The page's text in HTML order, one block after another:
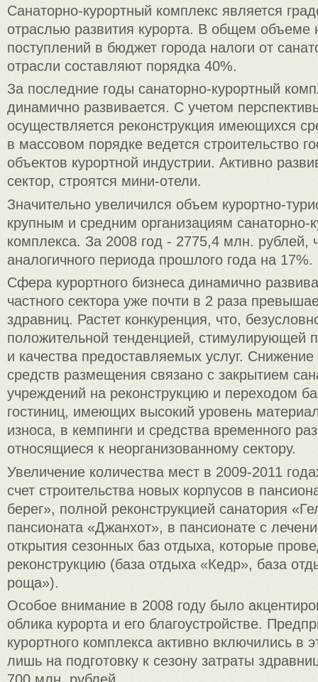
Санаторно-курортный комплекс является
отраслью развития курорта. В общем объеме
поступлений в бюджет города налоги от
отрасли составляют порядка 40%.
За последние годы санаторно-курортный
динамично развивается. С учетом
осуществляется реконструкция имеющихся
в массовом порядке ведется строительство
объектов курортной индустрии. Активно
сектор, строятся мини-отели.
Значительно увеличился объем курортно-
крупным и средним организациям санаторно-
комплекса. За 2008 год - 2775,4 млн. рублей,
аналогичного периода прошлого года на 17%.
Сфера курортного бизнеса динамично
частного сектора уже почти в 2 раза
здравниц. Растет конкуренция, что,
положительной тенденцией, стимулирующей
и качества предоставляемых услуг. Снижение
средств размещения связано с закрытием
учреждений на реконструкцию и переходом
гостиниц, имеющих высокий уровень
износа, в кемпинги и средства временного
относящиеся к неорганизованному сектору.
Увеличение количества мест в 2009-2011
счет строительства новых корпусов в
берег», полной реконструкцией санатория
пансионата «Джанхот», в пансионате с
открытия сезонных баз отдыха, которые
реконструкцию (база отдыха «Кедр», база
роща»).
Особое внимание в 2008 году было
облика курорта и его благоустройстве.
курортного комплекса активно включились в
лишь на подготовку к сезону затраты